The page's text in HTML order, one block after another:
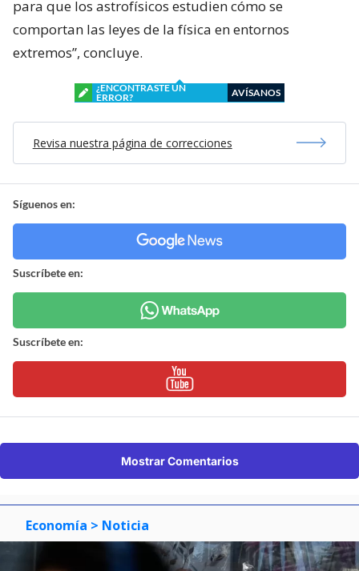
para que los astrofísicos estudien cómo se
comportan las leyes de la física en entornos
extremos”, concluye.
¿ENCONTRASTE UN
ERROR?
AVÍSANOS
Revisa nuestra página de correcciones
Síguenos en:
Suscríbete en:
Suscríbete en:
Mostrar Comentarios
Economía > Noticia